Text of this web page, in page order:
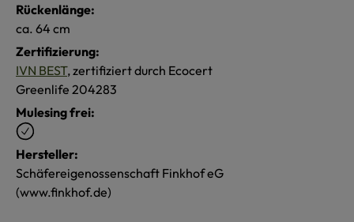
Rückenlänge:
ca. 64 cm
Zertifizierung:
IVN BEST, zertifiziert durch Ecocert
Greenlife 204283
Mulesing frei:
Hersteller:
Schäfereigenossenschaft Finkhof eG
(www.finkhof.de)